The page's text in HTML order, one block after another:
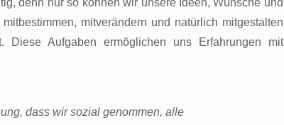
denn nur so können wir unsere Ideen, Wünsche und
mitverändern und natürlich mitgestalten
Aufgaben ermöglichen uns Erfahrungen mit
dass wir sozial genommen, alle